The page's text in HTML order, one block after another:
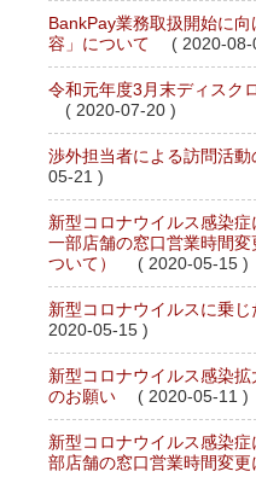
BankPay業務取扱開始に
容」について
( 2020-08-
令和元年度3月末ディスク
( 2020-07-20 )
渉外担当者による訪問活
05-21 )
新型コロナウイルス感染
一部店舗の窓口営業時間
ついて）
( 2020-05-15 )
新型コロナウイルスに乗
2020-05-15 )
新型コロナウイルス感染
のお願い
( 2020-05-11 )
新型コロナウイルス感染
部店舗の窓口営業時間変更